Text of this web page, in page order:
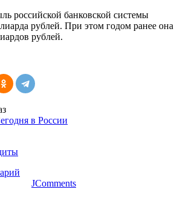
российской банковской системы
рублей. При этом годом ранее она
рублей.
в России
JComments